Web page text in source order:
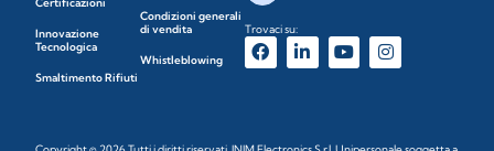
Innovazione
Tecnologica
Smaltimento Rifiuti
Condizioni generali
di vendita
Whistleblowing
Trovaci su: